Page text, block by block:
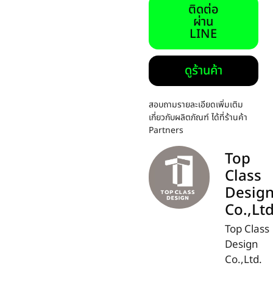
ติดต่อ
ผ่าน
LINE
ดูร้านค้า
สอบถามรายละเอียดเพิ่มเติม
เกี่ยวกับผลิตภัณฑ์ ได้ที่ร้านค้า
Partners
Top
Class
Top Class
Design
Co.,Ltd.